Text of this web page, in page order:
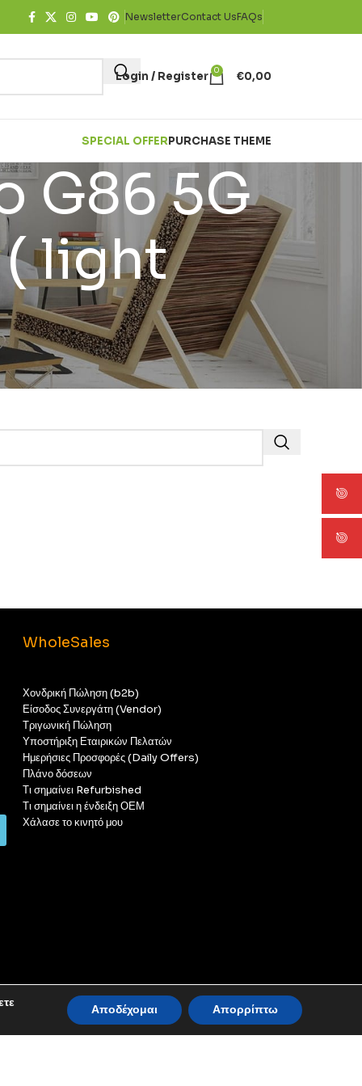
NewsletterContact UsFAQs
Login / Register 0 €0,00
SPECIAL OFFERPURCHASE THEME
G86 5G
light
WholeSales
Χονδρική Πώληση (b2b)
Είσοδος Συνεργάτη (Vendor)
Τριγωνική Πώληση
Υποστήριξη Εταιρικών Πελατών
Ημερήσιες Προσφορές (Daily Offers)
Πλάνο δόσεων
Τι σημαίνει Refurbished
Τι σημαίνει η ένδειξη ΟΕΜ
Χάλασε το κινητό μου
Αποδέχομαι Απορρίπτω